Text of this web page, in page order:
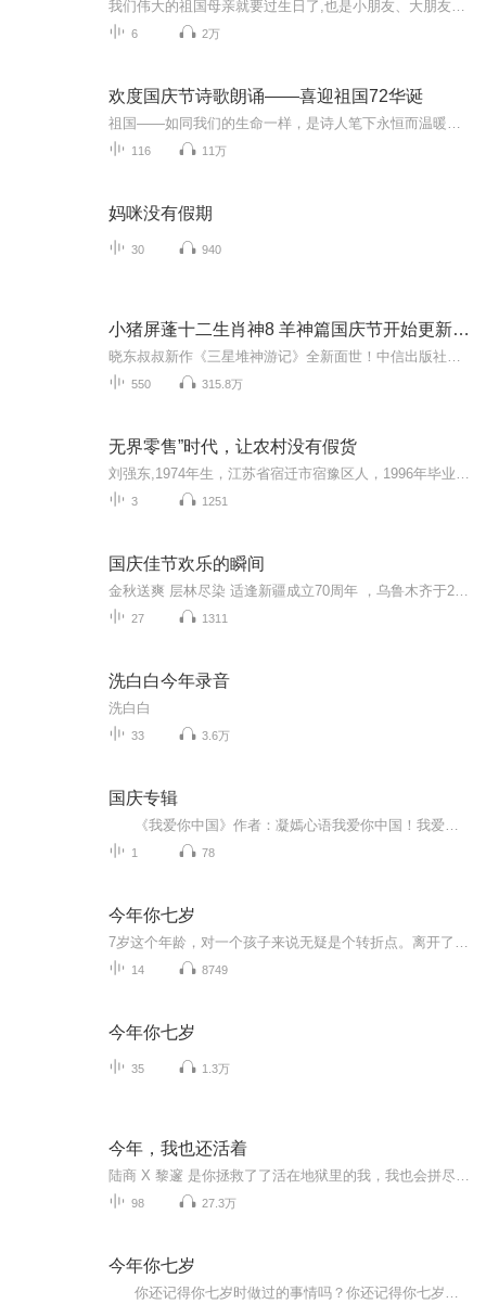
6 2万
欢度国庆节诗歌朗诵——喜迎祖国72华诞
116 11万
妈咪没有假期
30 940
小猪屏蓬十二生肖神8 羊神篇国庆节开始更新啦！
550 315.8万
无界零售”时代，让农村没有假货
3 1251
国庆佳节欢乐的瞬间
27 1311
洗白白今年录音
洗白白
33 3.6万
国庆专辑
1 78
今年你七岁
14 8749
今年你七岁
35 1.3万
今年，我也还活着
98 27.3万
今年你七岁